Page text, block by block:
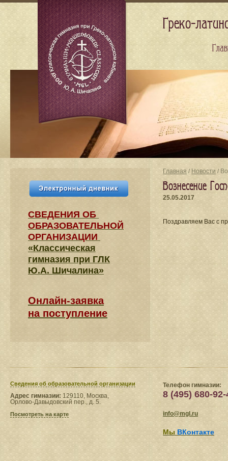
Главная / Новости /
Вознесение
25.05.2017
Поздравляем Вас с
СВЕДЕНИЯ​ ОБ
ОБРАЗОВАТЕЛЬНОЙ
ОРГАНИЗАЦИИ
«Классическая
гимназия при ГЛК
Ю.А. Шичалина»
Онлайн-заявка
на поступление
Сведения​ об образовательной организации
Адрес гимназии: 129110, Москва,
Орлово-Давыдовский пер., д. 5.
Посмотреть на карте
Телефон гимназии:
8 (495) 680-92-
info@mgl.ru
Мы ВКонтакте
Греко-